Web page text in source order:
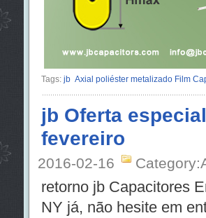
Tags: jb Axial poliéster metalizado Film
jb Oferta
fevereiro
2016-02-16
retorno jb Capacitores
NY já, não hesite em